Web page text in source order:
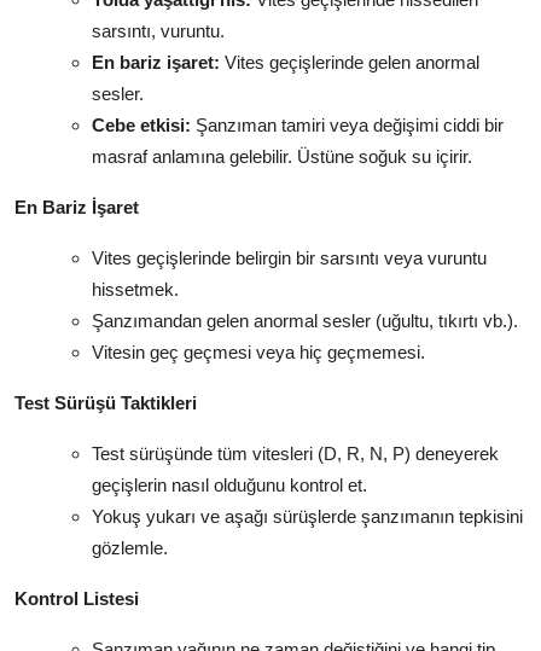
sarsıntı, vuruntu.
En bariz işaret: Vites geçişlerinde gelen anormal
sesler.
Cebe etkisi: Şanzıman tamiri veya değişimi ciddi bir
masraf anlamına gelebilir. Üstüne soğuk su içirir.
En Bariz İşaret
Vites geçişlerinde belirgin bir sarsıntı veya vuruntu
hissetmek.
Şanzımandan gelen anormal sesler (uğultu, tıkırtı vb.).
Vitesin geç geçmesi veya hiç geçmemesi.
Test Sürüşü Taktikleri
Test sürüşünde tüm vitesleri (D, R, N, P) deneyerek
geçişlerin nasıl olduğunu kontrol et.
Yokuş yukarı ve aşağı sürüşlerde şanzımanın tepkisini
gözlemle.
Kontrol Listesi